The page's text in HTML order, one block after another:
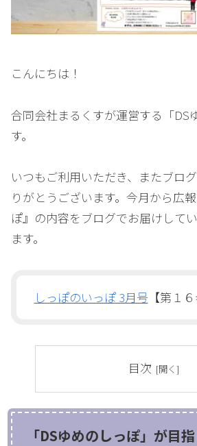
こんにちは！
合同会社まるくすが運営する「DS
す。
いつもご利用いただき、またブロ
りがとうございます。今月から広
ぽ』の内容をブログでお届けして
ます。
しっぽのいっぽ 3月号【第１６
目次
「DSゆめのしっぽ」が目